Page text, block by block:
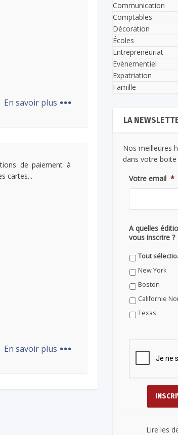
En savoir plus ...
de paiement à
cartes...
En savoir plus ...
Communication
Comptables
Décoration
Écoles
Entrepreneuriat
Evènementiel
Expatriation
Famille
LA
Nos meilleures
dans votre boite
Votre email *
A quelles
vous inscrire ?
New York
Boston
Californie
Texas
Lire les